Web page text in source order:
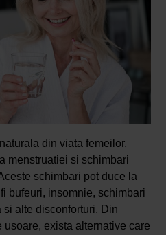
din viata femeilor,
menstruatiei si schimbari
schimbari pot duce la
bufeuri, insomnie, schimbari
alte disconforturi. Din
exista alternative care